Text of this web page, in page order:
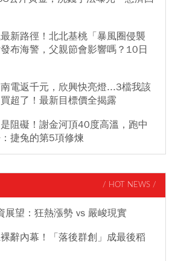
新路徑！北北基桃「暴風圈侵襲
布海警，父親節會影響嗎？10日
電返千元，欣興快亮燈...3檔我該
超了！最新目標價全揭露
阻礙！謝金河頂40度高溫，跑中
捷兔的第5項修煉
/ HOT NEWS /
展望：狂熱漲勢 vs 嚴峻現實
辭內幕！「落後群創」成最後稻